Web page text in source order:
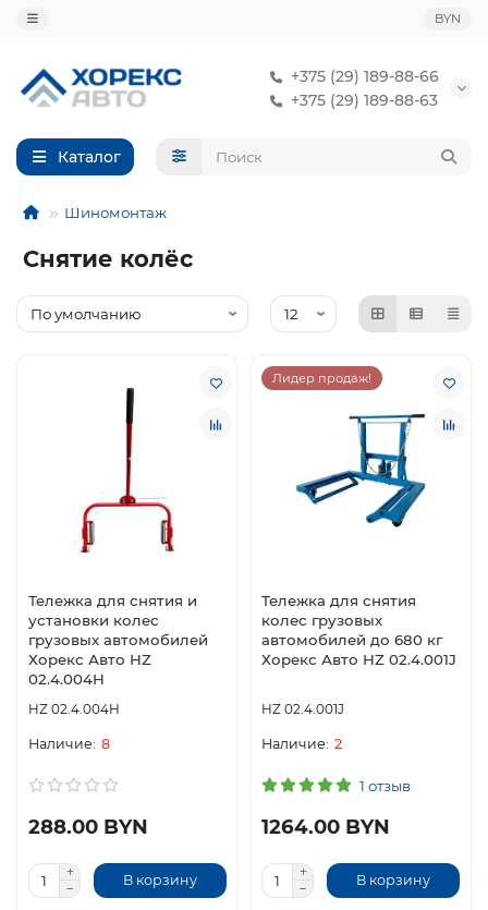
BYN
+375 (29) 189-88-66
+375 (29) 189-88-63
Каталог
Шиномонтаж
Снятие колёс
Тележка для снятия и
установки колес
грузовых автомобилей
Хорекс Авто HZ
02.4.004H
HZ 02.4.004H
8
288.00 BYN
В корзину
Лидер продаж!
Тележка для снятия
колес грузовых
автомобилей до 680 кг
Хорекс Авто HZ 02.4.001J
HZ 02.4.001J
2
1 отзыв
1264.00 BYN
В корзину